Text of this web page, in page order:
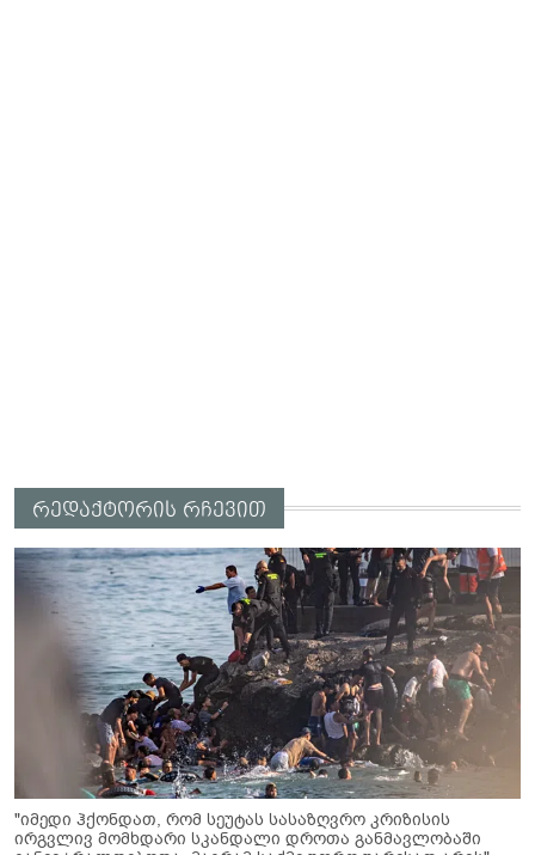
რედაქტორის რჩევით
"იმედი ჰქონდათ, რომ სეუტას სასაზღვრო კრიზისის
ირგვლივ მომხდარი სკანდალი დროთა განმავლობაში